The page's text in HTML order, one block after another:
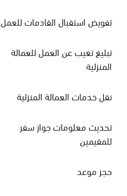
تفويض استقبال القادمات للعمل
تبليغ تغيب عن العمل للعمالة
المنزلية
نقل خدمات العمالة المنزلية
تحديث معلومات جواز سفر
للمقيمين
حجز موعد